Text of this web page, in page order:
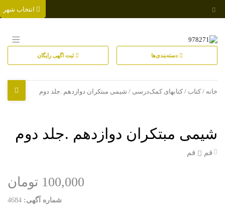
دسته‌بندی‌ها ثبت اگهی رایگان
خانه / کتاب / کتابهای کمک‌درسی / شیمی مبتکران دوازدهم .جلد دوم
شیمی مبتکران دوازدهم .جلد دوم
قم قم
100,000 تومان
شماره آگهی: 4684